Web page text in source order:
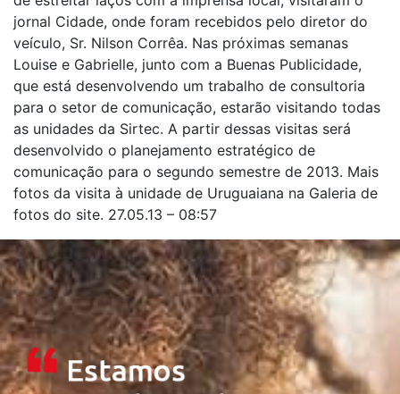
jornal Cidade, onde foram recebidos pelo diretor do
veículo, Sr. Nilson Corrêa. Nas próximas semanas
Louise e Gabrielle, junto com a Buenas Publicidade,
que está desenvolvendo um trabalho de consultoria
para o setor de comunicação, estarão visitando todas
as unidades da Sirtec. A partir dessas visitas será
desenvolvido o planejamento estratégico de
comunicação para o segundo semestre de 2013. Mais
fotos da visita à unidade de Uruguaiana na Galeria de
fotos do site. 27.05.13 – 08:57